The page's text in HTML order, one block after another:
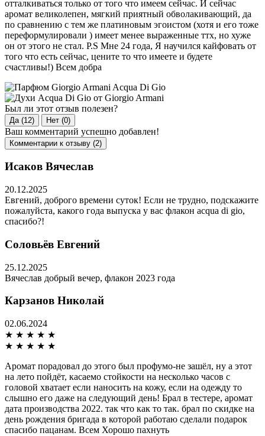
отталкиваться только от того что имеем сейчас. И сейчас
аромат великолепен, мягкий приятный обволакивающий, да
по сравнению с тем же платиновым эгоистом (хотя и его тоже
переформулировали ) имеет менее выраженные ттх, но хуже
он от этого не стал. P.S Мне 24 года, Я научился кайфовать от
того что есть сейчас, цените то что имеете и будете
счастливы!) Всем добра
Был ли этот отзыв полезен?
Да (12) Нет (0)
Ваш комментарий успешно добавлен!
Комментарии к отзыву (2)
Исаков Вячеслав
20.12.2025
Евгений, доброго времени суток! Если не трудно, подскажите
пожалуйста, какого года выпуска у вас флакон acqua di gio,
спасибо?!
Соловьёв Евгений
25.12.2025
Вячеслав добрый вечер, флакон 2023 года
Карзанов Николай
02.06.2024
★ ★ ★ ★ ★
★ ★ ★ ★ ★
Аромат порадовал до этого был профумо-не зашёл, ну а этот
на лето пойдёт, касаемо стойкости на несколько часов с
головой хватает если наносить на кожу, если на одежду то
слышно его даже на следующий день! Брал в тестере, аромат
дата производства 2022. так что как то так. брал по скидке на
день рождения бригада в которой работаю сделали подарок
спасибо пацанам. Всем Хорошо пахнуть